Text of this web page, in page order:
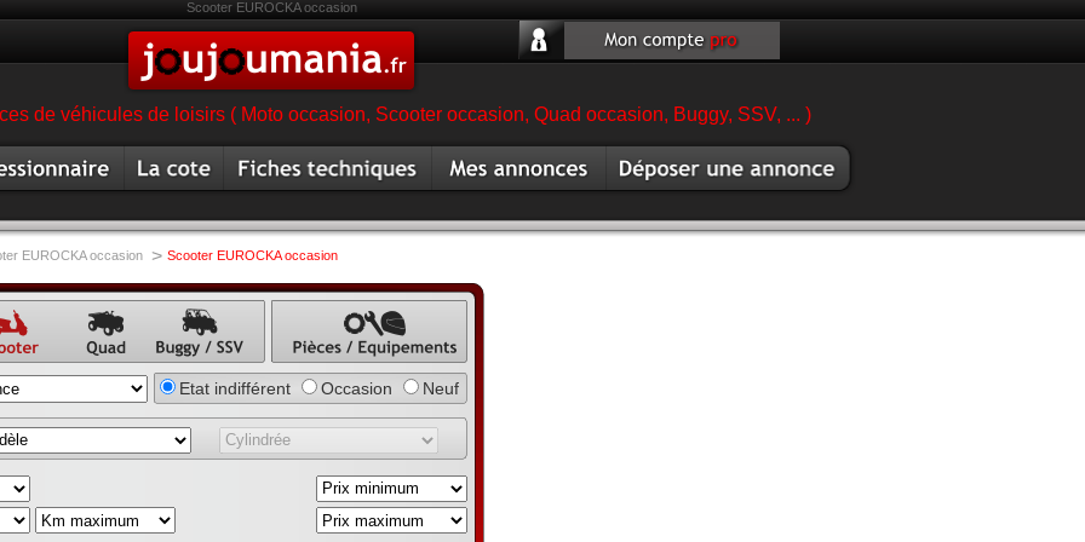
Scooter EUROCKA occasion
de véhicules de loisirs ( Moto occasion, Scooter occasion, Quad occasion, Buggy, SSV, ... )
scooter
scooter occasion
EUROCKA occasion > Scooter EUROCKA occasion
Annonce
Annonce
buggy,
annonce
SSV
Annonce pièce,
équipement,
accessoire
Etat indifférent Occasion Neuf